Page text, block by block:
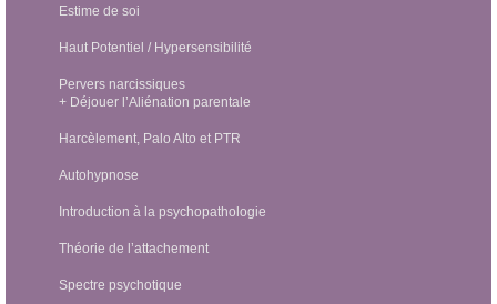
Estime de soi
Haut Potentiel / Hypersensibilité
Pervers narcissiques
+ Déjouer l’Aliénation parentale
Harcèlement, Palo Alto et PTR
Autohypnose
Introduction à la psychopathologie
Théorie de l’attachement
Spectre psychotique